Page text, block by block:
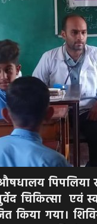
पिपलिया
चिकित्सा एवं
किया गया।